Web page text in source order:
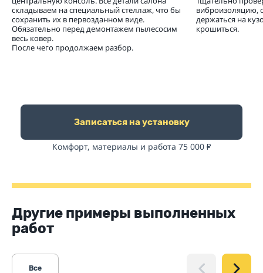
складываем на специальный стеллаж, что бы
сохранить их в первозданном виде.
Обязательно перед демонтажем пылесосим
весь ковер.
После чего продолжаем разбор.
виброизоляцию,
держаться на
крошиться.
Записаться на установку
Комфорт, материалы и работа 75 000 ₽
Другие примеры выполненных
работ
Все